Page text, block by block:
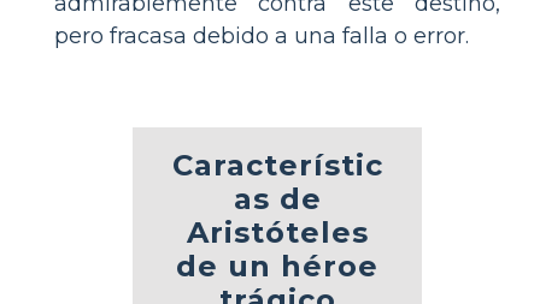
pero fracasa debido a una falla o error.
Característic
as de
Aristóteles
de un héroe